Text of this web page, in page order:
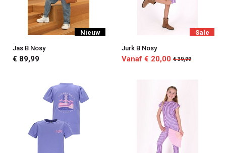
Nieuw
Jas B Nosy
€ 89,99
Sale
Jurk B Nosy
Vanaf € 20,00 € 39,99